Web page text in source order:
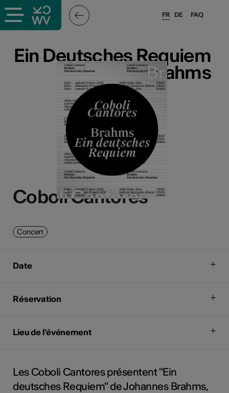
FAQ
FR DE
Ein Deutsches Requiem
- Brahms
Coboli Cantores
Ein Deutsches Requiem
- Brahms
Coboli Cantores
Concert
Date
Réservation
Lieu de l'événement
Les Coboli Cantores présentent "Ein
deutsches Requiem" de Johannes Brahms,